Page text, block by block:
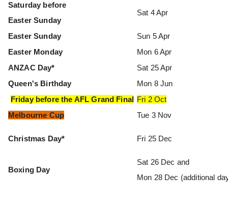
Saturday before
Easter Sunday
Sat 4 Apr
Easter Sunday
Sun 5 Apr
Easter Monday
Mon 6 Apr
ANZAC Day*
Sat 25 Apr
Queen's Birthday
Mon 8 Jun
Friday before the AFL Grand Final Fri 2 Oct
Melbourne Cup
Tue 3 Nov
Christmas Day* Fri 25 Dec
Boxing Day
Sat 26 Dec and
Mon 28 Dec (additional